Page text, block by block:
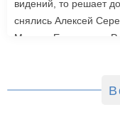
видений, то решает
снялись Алексей
Максим Емельянов.